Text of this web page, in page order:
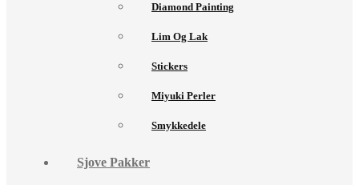
Diamond Painting
Lim Og Lak
Stickers
Miyuki Perler
Smykkedele
Sjove Pakker